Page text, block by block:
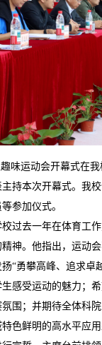
味运动会开幕式在我
持本次开幕式。我
参加仪式。
过去一年在体育工
神。他指出，运动会
“勇攀高峰、追求卓
感受运动的魅力；
围；并期待全体科
色鲜明的高水平应用